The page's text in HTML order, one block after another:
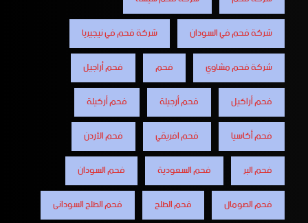
شركة فحم في السودان
شركة فحم في نيجيريا
شركة فحم مشاوي
فحم
فحم أراجيل
فحم أراكيل
فحم أرجيلة
فحم أركيلة
فحم أكاسيا
فحم افريقي
فحم الأردن
فحم البر
فحم السعودية
فحم السودان
فحم الصومال
فحم الطلح
فحم الطلح السودانى